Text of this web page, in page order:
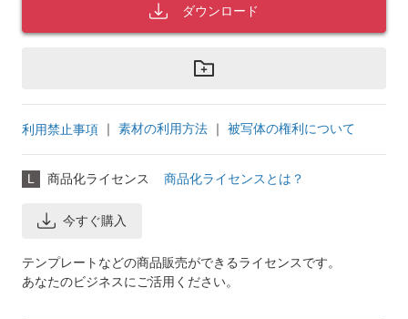
ダウンロード
利用禁止事項 ｜ 素材の利用方法 ｜ 被写体の権利について
L 商品化ライセンス 商品化ライセンスとは？
今すぐ購入
テンプレートなどの商品販売ができるライセンスです。
あなたのビジネスにご活用ください。